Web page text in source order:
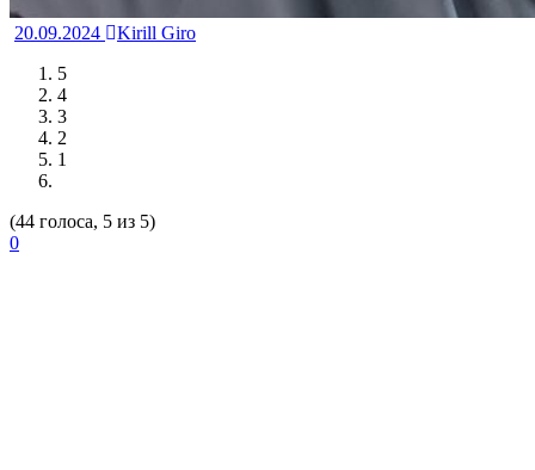
20.09.2024
Kirill Giro
5
4
3
2
1
(44 голоса, 5 из 5)
0